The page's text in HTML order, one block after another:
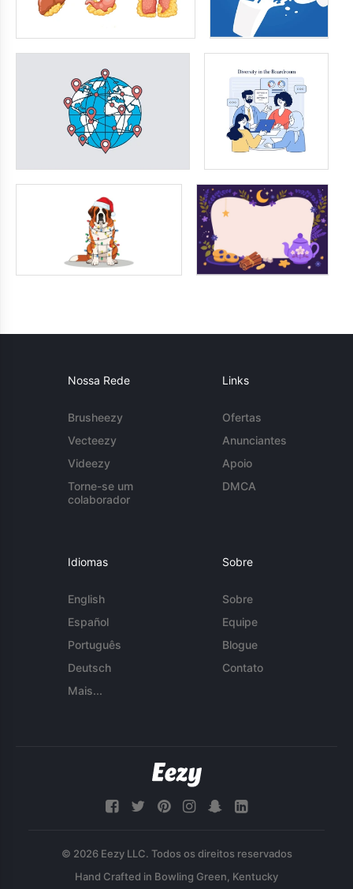
Nossa Rede
Brusheezy
Vecteezy
Videezy
Torne-se um
colaborador
Links
Ofertas
Anunciantes
Apoio
DMCA
Idiomas
English
Español
Português
Deutsch
Mais...
Sobre
Sobre
Equipe
Blogue
Contato
© 2026 Eezy LLC. Todos os direitos reservados